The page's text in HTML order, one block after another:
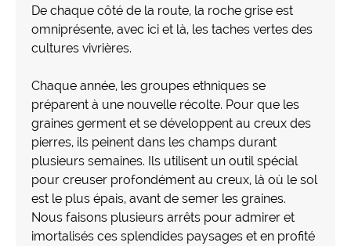
De chaque côté de la route, la roche grise est
omniprésente, avec ici et là, les taches vertes des
cultures vivrières.
Chaque année, les groupes ethniques se
préparent à une nouvelle récolte. Pour que les
graines germent et se développent au creux des
pierres, ils peinent dans les champs durant
plusieurs semaines. Ils utilisent un outil spécial
pour creuser profondément au creux, là où le sol
est le plus épais, avant de semer les graines.
Nous faisons plusieurs arrêts pour admirer et
imortalisés ces splendides paysages et en profité